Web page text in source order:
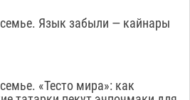
за честный труд
442
проиграли пермякам
08.08 411
Язык забыли — кайнары
«Тесто мира»: как